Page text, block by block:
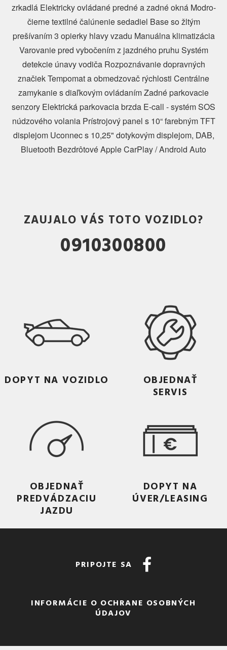
zrkadlá Elektricky ovládané predné a zadné okná Modro-
čierne textilné čalúnenie sedadiel Base so žltým
prešívaním 3 opierky hlavy vzadu Manuálna klimatizácia
Varovanie pred vybočením z jazdného pruhu Systém
detekcie únavy vodiča Rozpoznávanie dopravných
značiek Tempomat a obmedzovač rýchlosti Centrálne
zamykanie s diaľkovým ovládaním Zadné parkovacie
senzory Elektrická parkovacia brzda E-call - systém SOS
núdzového volania Prístrojový panel s 10“ farebným TFT
displejom Uconnec s 10,25" dotykovým displejom, DAB,
Bluetooth Bezdrôtové Apple CarPlay / Android Auto
ZAUJALO VÁS TOTO VOZIDLO?
0910300800
DOPYT NA VOZIDLO
OBJEDNAŤ
SERVIS
OBJEDNAŤ
PREDVÁDZACIU
JAZDU
DOPYT NA
ÚVER/LEASING
PRIPOJTE SA
INFORMÁCIE O OCHRANE OSOBNÝCH
ÚDAJOV